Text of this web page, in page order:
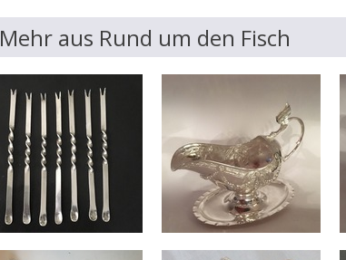
Mehr aus Rund um den Fisch